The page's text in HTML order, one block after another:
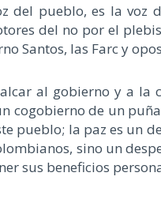
del pueblo, es la
del no por el
Santos, las Farc y
al gobierno y a
cogobierno de un
pueblo; la paz es un
sino un
sus beneficios